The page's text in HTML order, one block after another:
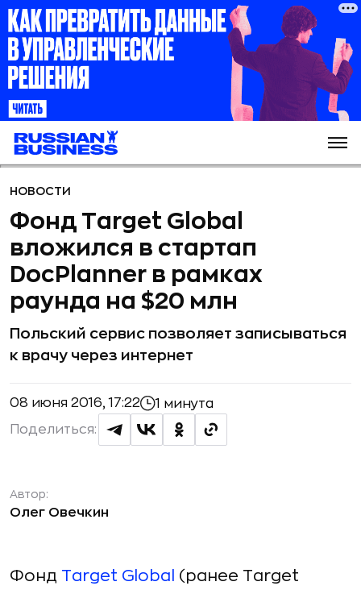
НОВОСТИ
Фонд Target Global
вложился в стартап
DocPlanner в рамках
раунда на $20 млн
Польский сервис позволяет записываться
к врачу через интернет
08 июня 2016, 17:22 1 минута
Поделиться:
Автор:
Олег Овечкин
Фонд Target Global (ранее Target